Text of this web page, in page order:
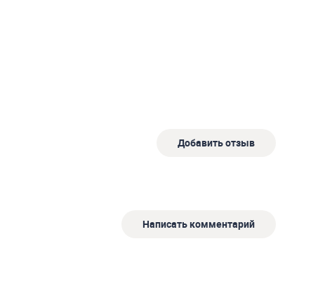
Добавить отзыв
Написать комментарий